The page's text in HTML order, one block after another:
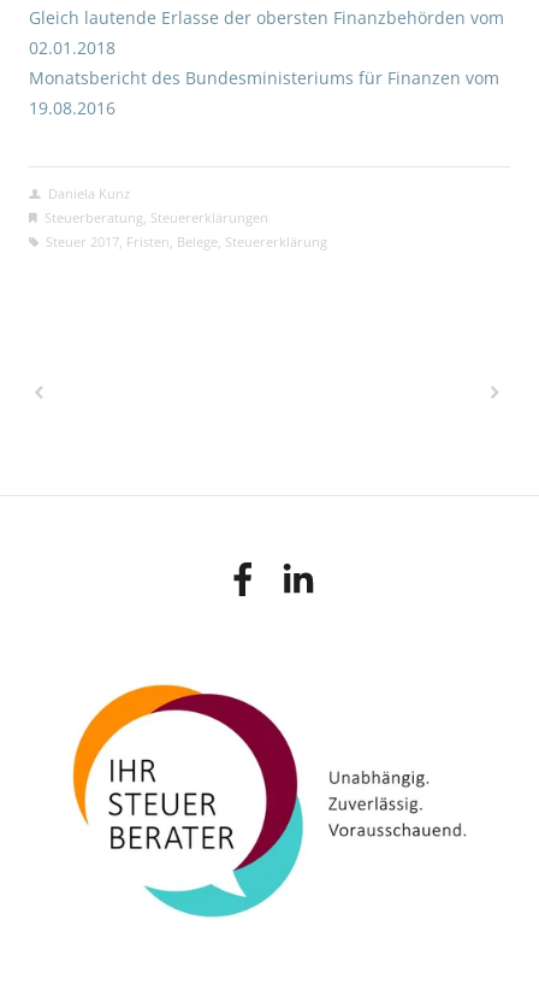
Gleich lautende Erlasse der obersten Finanzbehörden vom
02.01.2018
Monatsbericht des Bundesministeriums für Finanzen vom
19.08.2016
Daniela Kunz
Steuerberatung Steuererklärungen
Steuer 2017, Fristen Belege, Steuererklärung